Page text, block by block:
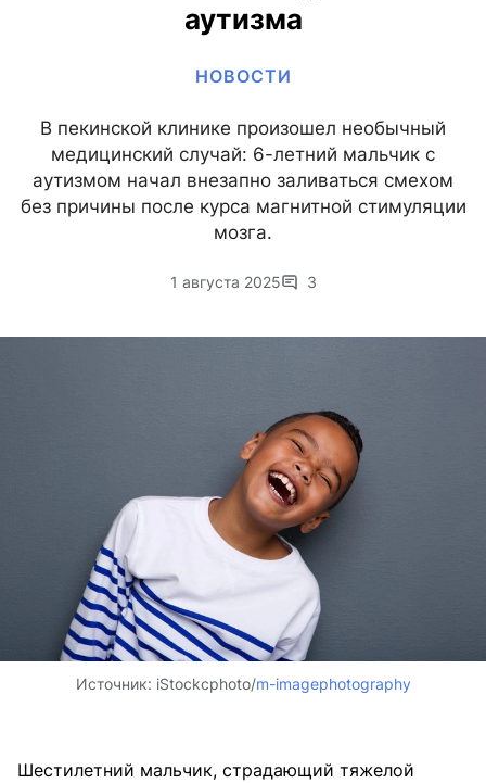
аутизма
НОВОСТИ
В пекинской клинике произошел необычный
медицинский случай: 6-летний мальчик с
аутизмом начал внезапно заливаться смехом
без причины после курса магнитной стимуляции
мозга.
1 августа 2025 3
Источник: iStockcphoto/m-imagephotography
Шестилетний мальчик, страдающий тяжелой